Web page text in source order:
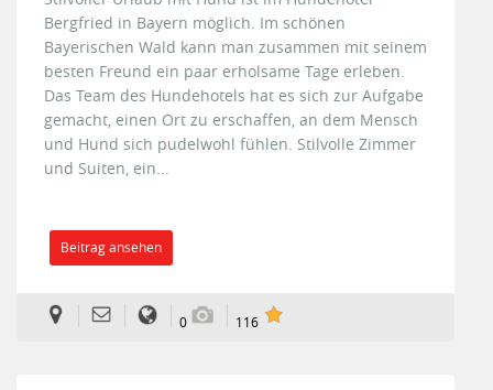
Bergfried in Bayern möglich. Im schönen
Bayerischen Wald kann man zusammen mit seinem
besten Freund ein paar erholsame Tage erleben.
Das Team des Hundehotels hat es sich zur Aufgabe
gemacht, einen Ort zu erschaffen, an dem Mensch
und Hund sich pudelwohl fühlen. Stilvolle Zimmer
und Suiten, ein...
Beitrag ansehen
0 116